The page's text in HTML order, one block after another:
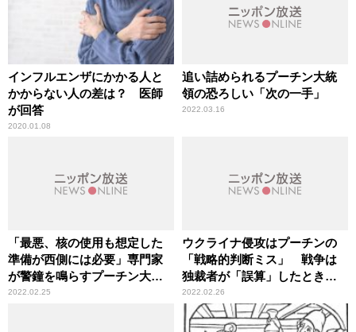
インフルエンザにかかる人と
かからない人の差は？ 医師
が回答
2020.01.08
追い詰められるプーチン大統
領の恐ろしい「次の一手」
2022.03.16
「最悪、核の使用も想定した
準備が西側には必要」専門家
が警鐘を鳴らすプーチン大統
領の“精神状態”
2022.02.25
ウクライナ侵攻はプーチンの
「戦略的判断ミス」 戦争は
独裁者が「誤算」したときに
起きる
2022.02.26